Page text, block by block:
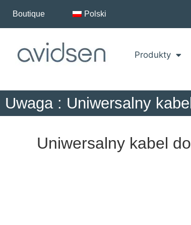
Boutique Polski
Produkty
Uwaga : Uniwersalny
Uniwersalny kabel